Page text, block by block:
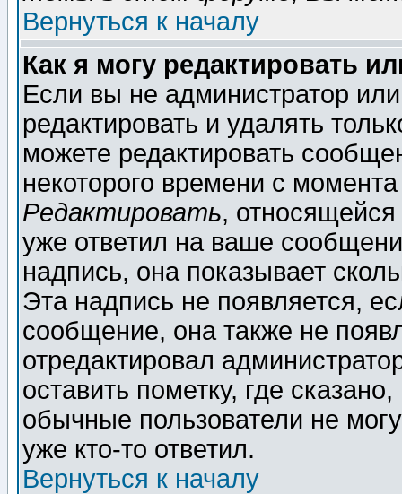
Вернуться к началу
Как я могу редактировать
Если вы не администратор
редактировать и удалять
можете редактировать
некоторого времени с
Редактировать,
уже ответил на ваше
надпись, она показывает
Эта надпись не появляется,
сообщение, она также не
отредактировал
оставить пометку, где
обычные пользователи не
уже кто-то ответил.
Вернуться к началу